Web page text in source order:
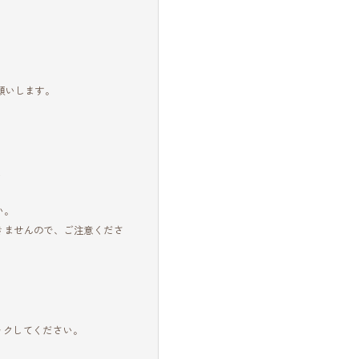
します。
せんので、ご注意くださ
してください。